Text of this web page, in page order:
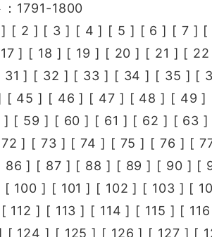
：1791-1800
] [ 2 ] [ 3 ] [ 4 ] [ 5 ] [ 6 ] [ 7 ] [
17 ] [ 18 ] [ 19 ] [ 20 ] [ 21 ] [ 22
31 ] [ 32 ] [ 33 ] [ 34 ] [ 35 ] [
[ 45 ] [ 46 ] [ 47 ] [ 48 ] [ 49 ]
] [ 59 ] [ 60 ] [ 61 ] [ 62 ] [ 63 ]
72 ] [ 73 ] [74 ] [ 75 ] [ 76 ] [
86 ] [ 87 ] [ 88 ] [ 89 ] [ 90 ] [
[ 100 ] [ 101 ] [ 102 ] [ 103 ] [
112 ] [ 113 ] [ 114 ] [ 115 ] [ 116
[ 124 ] [ 125 ] [ 126 ] [ 127 ] [